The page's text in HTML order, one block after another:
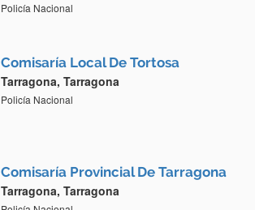
Policía Nacional
Comisaría Local De Tortosa
Tarragona, Tarragona
Policía Nacional
Comisaría Provincial De Tarragona
Tarragona, Tarragona